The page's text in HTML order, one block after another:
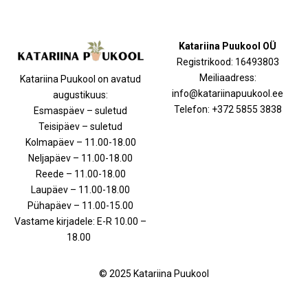
Katariina Puukool on avatud
augustikuus:
Esmaspäev – suletud
Teisipäev – suletud
Kolmapäev – 11.00-18.00
Neljapäev – 11.00-18.00
Reede – 11.00-18.00
Laupäev – 11.00-18.00
Pühapäev – 11.00-15.00
Vastame kirjadele: E-R 10.00 –
18.00
Katariina Puukool OÜ
Registrikood: 16493803
Meiliaadress:
info@katariinapuukool.ee
Telefon: +372 5855 3838
© 2025 Katariina Puukool